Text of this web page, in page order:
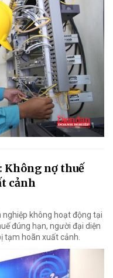
Không nợ thuế
cảnh
nghiệp không hoạt động tại
đúng hạn, người đại diện
tạm hoãn xuất cảnh.